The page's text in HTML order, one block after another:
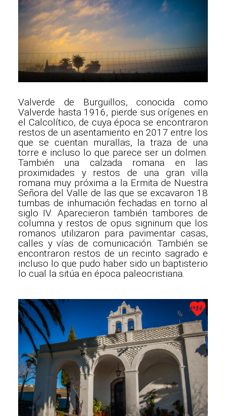
Valverde de Burguillos, conocida como
Valverde hasta 1916, pierde sus orígenes en
el Calcolítico, de cuya época se encontraron
restos de un asentamiento en 2017 entre los
que se cuentan murallas, la traza de una
torre e incluso lo que parece ser un dolmen.
También una calzada romana en las
proximidades y restos de una gran villa
romana muy próxima a la Ermita de Nuestra
Señora del Valle de las que se excavaron 18
tumbas de inhumación fechadas en torno al
siglo IV. Aparecieron también tambores de
columna y restos de opus signinum que los
romanos utilizaron para pavimentar casas,
calles y vías de comunicación. También se
encontraron restos de un recinto sagrado e
incluso lo que pudo haber sido un baptisterio
lo cual la sitúa en época paleocristiana.